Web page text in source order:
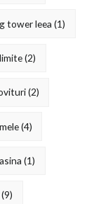
tower leea (1)
limite(2)
(2)
(4)
(1)
(9)